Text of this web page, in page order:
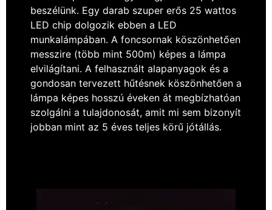
beszélünk. Egy darab szuper erős 25 wattos
LED chip dolgozik ebben a LED
munkalámpában. A foncsornak köszönhetően
messzire (több mint 500m) képes a lámpa
elvilágítani. A felhasznált alapanyagok és a
gondosan tervezett hűtésnek köszönhetően a
lámpa képes hosszú éveken át megbízhatóan
szolgálni a tulajdonosát, amit mi sem bizonyít
jobban mint az 5 éves teljes körű jótállás.